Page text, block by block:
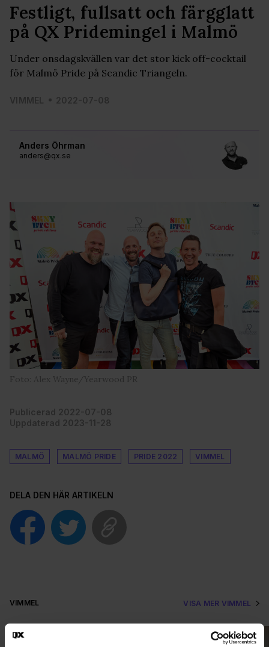
Anders Öhrman
anders@qx.se
Festligt, fullsatt och färgglatt
på QX Pridemingel i Malmö
Under onsdagskvällen var det stor kick off-cocktail
för Malmö Pride på Scandic Triangeln.
VIMMEL 2022-07-08
Foto: Alex Wayne/Yearwood PR
Publicerad 2022-07-08
Uppdaterad 2023-11-28
MALMÖ MALMÖ PRIDE PRIDE 2022 VIMMEL
DELA DEN HÄR ARTIKELN
VIMMEL VISA MER VIMMEL